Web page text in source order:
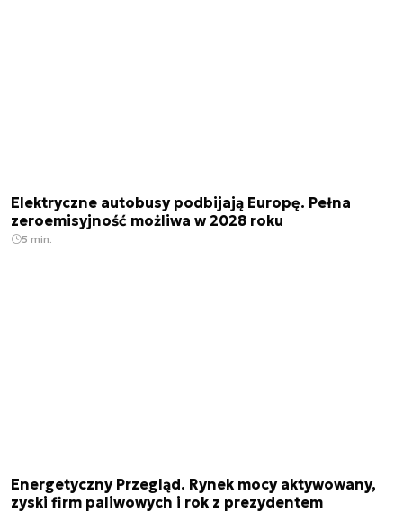
Elektryczne autobusy podbijają Europę. Pełna
zeroemisyjność możliwa w 2028 roku
5 min.
Energetyczny Przegląd. Rynek mocy aktywowany,
zyski firm paliwowych i rok z prezydentem